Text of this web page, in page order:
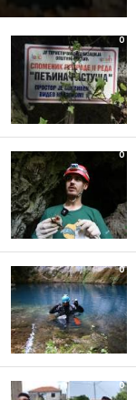
0
0
0
0